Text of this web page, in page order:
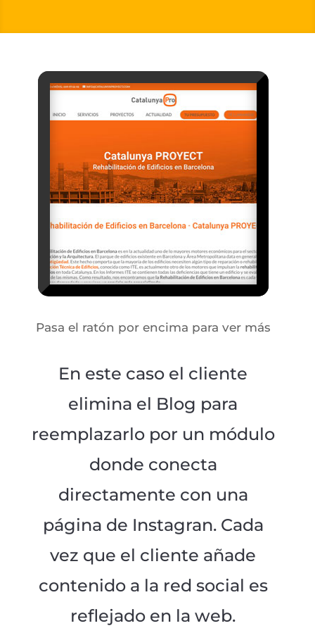
Pasa el ratón por encima para ver más
En este caso el cliente
elimina el Blog para
reemplazarlo por un módulo
donde conecta
directamente con una
página de Instagran. Cada
vez que el cliente añade
contenido a la red social es
reflejado en la web.